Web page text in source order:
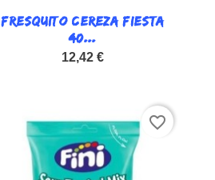
Vista rápida
FRESQUITO CEREZA FIESTA
40...
12,42 €
favorite_border